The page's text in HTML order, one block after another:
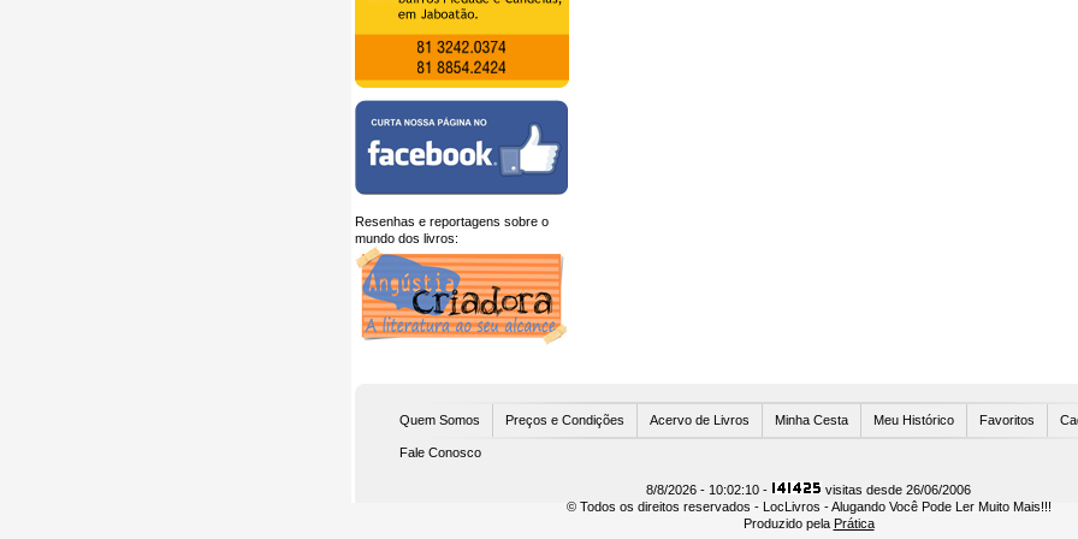
Resenhas e reportagens sobre o
mundo dos livros:
Quem Somos Preços e Condições Acervo de Livros Minha Cesta Meu Histórico Favoritos
Fale Conosco
8/8/2026 - 10:02:10 -
visitas desde 26/06/2006
© Todos os direitos reservados - LocLivros - Alugando Você Pode Ler Muito Mais!!!
Produzido pela Prática